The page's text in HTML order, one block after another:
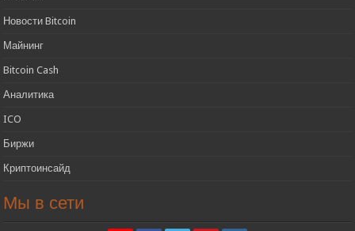
Новости Bitcoin
Майнинг
Bitcoin Cash
Аналитика
ICO
Биржи
Криптоинсайд
Мы в сети